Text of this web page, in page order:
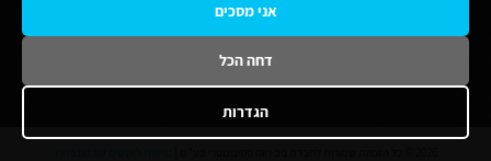
תנאי שימוש באתר
אני מסכים
דחה הכל
הגדרות